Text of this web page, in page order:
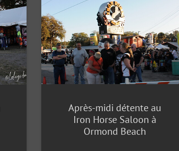
Après-midi détente au
Iron Horse Saloon à
Ormond Beach